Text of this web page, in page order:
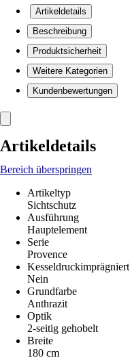
Artikeldetails
Beschreibung
Produktsicherheit
Weitere Kategorien
Kundenbewertungen
Artikeldetails
Bereich überspringen
Artikeltyp
Sichtschutz
Ausführung
Hauptelement
Serie
Provence
Kesseldruckimprägniert
Nein
Grundfarbe
Anthrazit
Optik
2-seitig gehobelt
Breite
180 cm